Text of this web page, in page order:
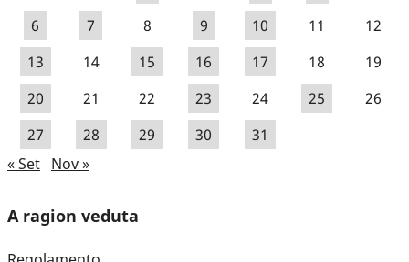
6
7 8 9 10 11
12
13
14 15 16 17 18
19
20
21 22 23 24 25
26
27
28 29 30
31
« Set Nov »
A ragion veduta